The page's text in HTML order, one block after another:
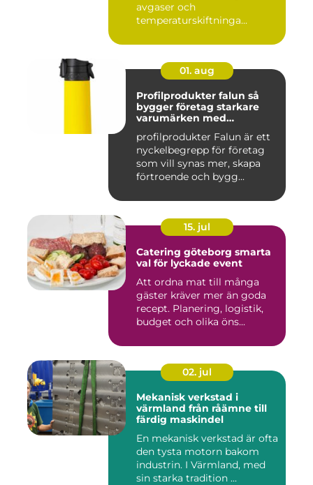
avgaser och
temperaturskiftninga...
01. aug
Profilprodukter falun så
bygger företag starkare
varumärken med
profilprodukter Falun är ett
nyckelbegrepp för företag
som vill synas mer, skapa
förtroende och bygg...
15. jul
Catering göteborg smarta
val för lyckade event
Att ordna mat till många
gäster kräver mer än goda
recept. Planering, logistik,
budget och olika öns...
02. jul
Mekanisk verkstad i
värmland från råämne till
färdig maskindel
En mekanisk verkstad är ofta
den tysta motorn bakom
industrin. I Värmland, med
sin starka tradition ...